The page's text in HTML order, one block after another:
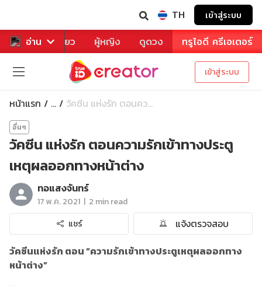
TH เข้าสู่ระบบ
อ่าน
หาร ท่องเที่ยว ผู้หญิง ดูดวง ทรูไอดี ครีเอเตอร์
เข้าสู่ระบบ
หน้าแรก ... วัคซีน แห่งรัก ตอนคว...
อื่นๆ
วัคซีน แห่งรัก ตอนความรักเข้าทางประตู
เหตุผลออกทางหน้าต่าง
ทอแสงจันทร์
17 พ.ค. 2021 | 2 min read
แชร์
แจ้งตรวจสอบ
วัคซีนแห่งรัก ตอน “ความรักเข้าทางประตูเหตุผลออกทาง
หน้าต่าง”